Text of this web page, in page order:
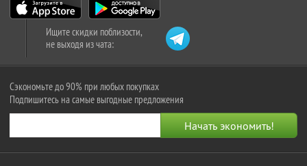
Ищите скидки поблизости,
не выходя из чата:
Сэкономьте до 90% при любых покупках
Подпишитесь на самые выгодные предложения